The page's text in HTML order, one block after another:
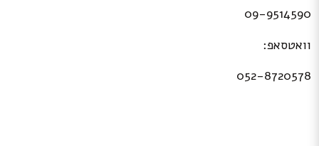
09-9514590
וואטסאפ:
052-8720578